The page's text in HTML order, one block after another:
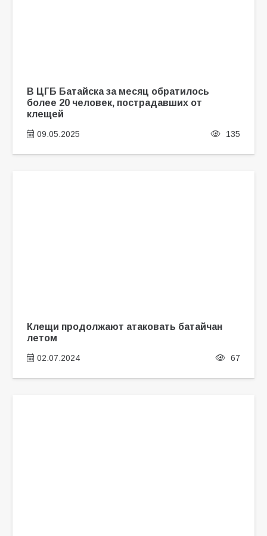
В ЦГБ Батайска за месяц обратилось
более 20 человек, пострадавших от
клещей
09.05.2025 135
Клещи продолжают атаковать батайчан
летом
02.07.2024 67